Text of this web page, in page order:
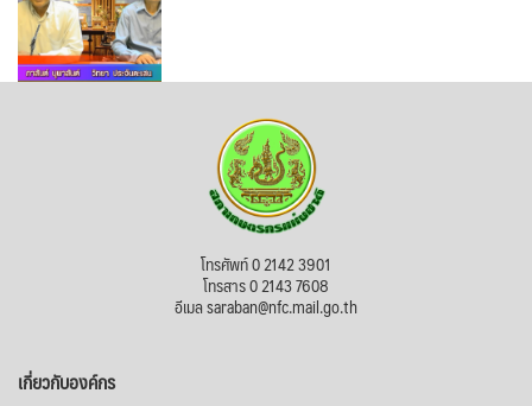
โทรศัพท์ 0 2142 3901
โทรสาร 0 2143 7608
อีเมล saraban@nfc.mail.go.th
เกี่ยวกับองค์กร